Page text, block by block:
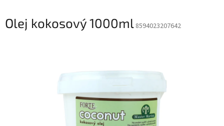
Olej kokosový 1000ml 8594023207642